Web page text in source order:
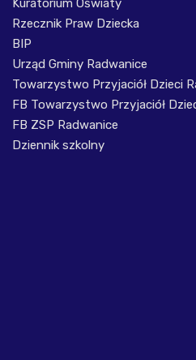
Kuratorium Oświaty
Rzecznik Praw Dziecka
BIP
Urząd Gminy Radwanice
Towarzystwo Przyjaciół Dzieci
FB Towarzystwo Przyjaciół
FB ZSP Radwanice
Dziennik szkolny